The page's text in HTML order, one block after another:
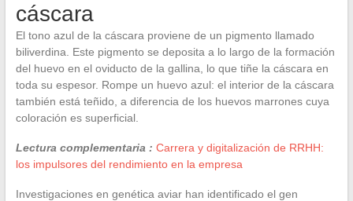
cáscara
El tono azul de la cáscara proviene de un pigmento llamado
biliverdina. Este pigmento se deposita a lo largo de la formación
del huevo en el oviducto de la gallina, lo que tiñe la cáscara en
toda su espesor. Rompe un huevo azul: el interior de la cáscara
también está teñido, a diferencia de los huevos marrones cuya
coloración es superficial.
Lectura complementaria : Carrera y digitalización de RRHH:
los impulsores del rendimiento en la empresa
Investigaciones en genética aviar han identificado el gen